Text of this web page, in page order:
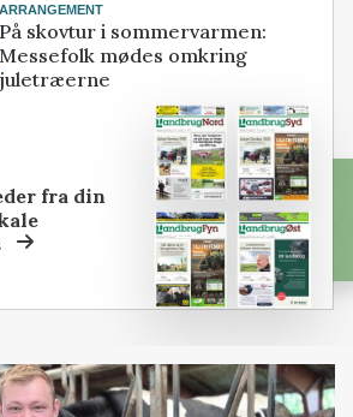
ARRANGEMENT
På skovtur i sommervarmen:
Messefolk mødes omkring
juletræerne
fra din